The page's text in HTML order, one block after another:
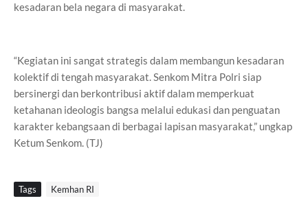
kesadaran bela negara di masyarakat.
“Kegiatan ini sangat strategis dalam membangun kesadaran
kolektif di tengah masyarakat. Senkom Mitra Polri siap
bersinergi dan berkontribusi aktif dalam memperkuat
ketahanan ideologis bangsa melalui edukasi dan penguatan
karakter kebangsaan di berbagai lapisan masyarakat,” ungkap
Ketum Senkom. (TJ)
Tags Kemhan RI